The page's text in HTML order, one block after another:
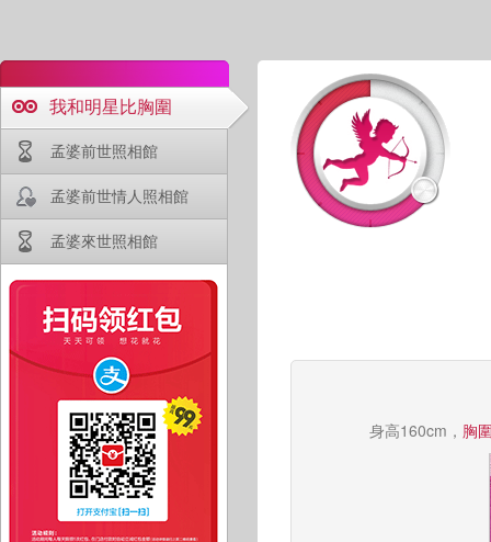
我和明星比胸圍
孟婆前世照相館
孟婆前世情人照相館
孟婆來世照相館
身高160cm， 胸